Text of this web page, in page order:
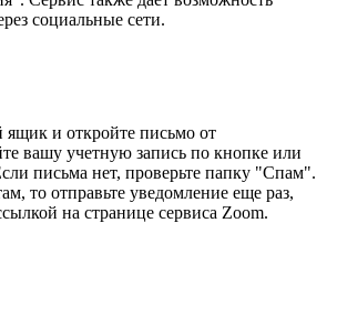
социальные сети.
ящик и откройте письмо от
вашу учетную запись по кнопке или
письма нет, проверьте папку "Спам".
то отправьте уведомление еще раз,
на странице сервиса Zoom.